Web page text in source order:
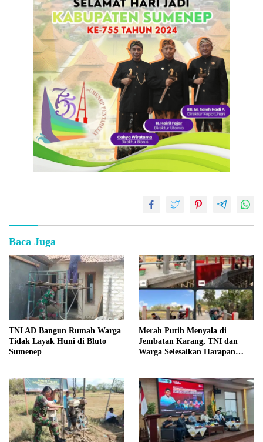
Baca Juga
TNI AD Bangun Rumah Warga
Tidak Layak Huni di Bluto
Sumenep
Merah Putih Menyala di
Jembatan Karang, TNI dan
Warga Selesaikan Harapan